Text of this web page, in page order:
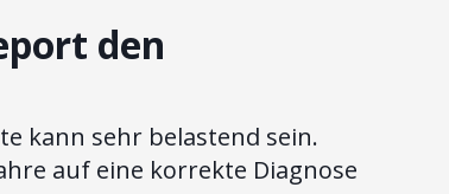
den
kann sehr belastend sein.
auf eine korrekte Diagnose